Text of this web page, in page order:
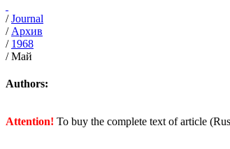
/Journal
/ Архив
/ 1968
/Май
Authors:
Attention! To buy the complete text of article